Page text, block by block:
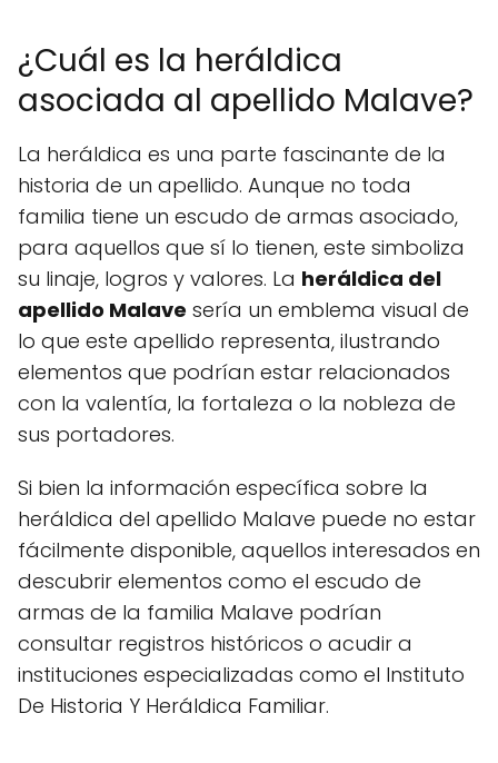
¿Cuál es la heráldica
asociada al apellido Malave?
La heráldica es una parte fascinante de la
historia de un apellido. Aunque no toda
familia tiene un escudo de armas asociado,
para aquellos que sí lo tienen, este simboliza
su linaje, logros y valores. La heráldica del
apellido Malave sería un emblema visual de
lo que este apellido representa, ilustrando
elementos que podrían estar relacionados
con la valentía, la fortaleza o la nobleza de
sus portadores.
Si bien la información específica sobre la
heráldica del apellido Malave puede no estar
fácilmente disponible, aquellos interesados en
descubrir elementos como el escudo de
armas de la familia Malave podrían
consultar registros históricos o acudir a
instituciones especializadas como el Instituto
De Historia Y Heráldica Familiar.